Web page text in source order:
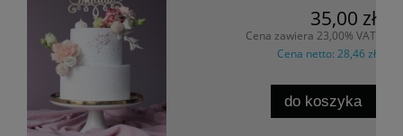
35,00 zł
Cena zawiera 23,00% VAT
Cena netto: 28,46 zł
do koszyka